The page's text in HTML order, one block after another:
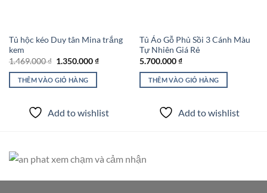
Tủ hộc kéo Duy tân Mina trắng
kem
1.469.000₫ Giá
là:
1.469.000 ₫.
1.350.000₫Giá
THÊM VÀO GIỎ HÀNG
Add to wishlist
Tủ Áo Gỗ Phủ Sồi 3 Cánh Màu
Tự Nhiên Giá Rẻ
5.700.000₫
THÊM VÀO GIỎ HÀNG
Add to wishlist